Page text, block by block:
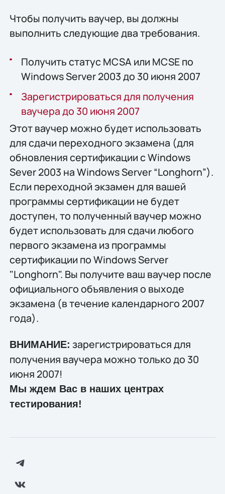
Чтобы получить ваучер, вы должны
выполнить следующие два требования.
Получить статус MCSA или MCSE по
Windows Server 2003 до 30 июня 2007
Зарегистрироваться для получения
ваучера до 30 июня 2007
Этот ваучер можно будет использовать
для сдачи переходного экзамена (для
обновления сертификации с Windows
Sever 2003 на Windows Server “Longhorn”).
Если переходной экзамен для вашей
программы сертификации не будет
доступен, то полученный ваучер можно
будет использовать для сдачи любого
первого экзамена из программы
сертификации по Windows Server
"Longhorn". Вы получите ваш ваучер после
официального объявления о выходе
экзамена (в течение календарного 2007
года).
ВНИМАНИЕ: зарегистрироваться для
получения ваучера можно только до 30
июня 2007!
Мы ждем Вас в наших центрах
тестирования!